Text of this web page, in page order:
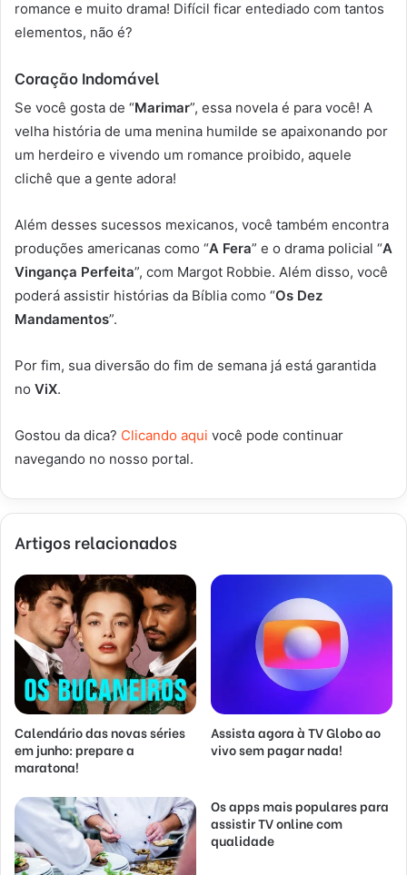
romance e muito drama! Difícil ficar entediado com tantos
elementos, não é?
Coração Indomável
Se você gosta de “Marimar”, essa novela é para você! A
velha história de uma menina humilde se apaixonando por
um herdeiro e vivendo um romance proibido, aquele
clichê que a gente adora!
Além desses sucessos mexicanos, você também encontra
produções americanas como “A Fera” e o drama policial “A
Vingança Perfeita”, com Margot Robbie. Além disso, você
poderá assistir histórias da Bíblia como “Os Dez
Mandamentos”.
Por fim, sua diversão do fim de semana já está garantida
no ViX.
Gostou da dica? Clicando aqui você pode continuar
navegando no nosso portal.
Artigos relacionados
Calendário das novas séries
em junho: prepare a
maratona!
Assista agora à TV Globo ao
vivo sem pagar nada!
Os apps mais populares para
assistir TV online com
qualidade